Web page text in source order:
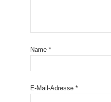
Name *
E-Mail-Adresse *